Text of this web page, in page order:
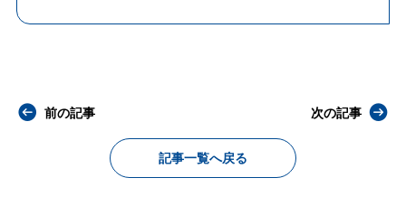
前の記事
記事一覧へ戻る
次の記事